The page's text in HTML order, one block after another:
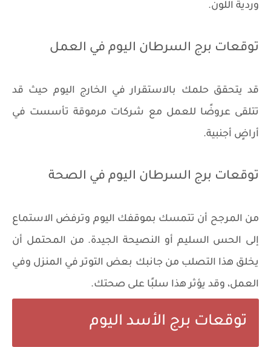
وردية اللون.
توقعات برج السرطان اليوم في العمل
قد يتحقق حلمك بالاستقرار في الخارج اليوم حيث قد
تتلقى عروضًا للعمل مع شركات مرموقة تأسست في
أراضٍ أجنبية.
توقعات برج السرطان اليوم في الصحة
من المرجح أن تتمسك بموقفك اليوم وترفض الاستماع
إلى الحس السليم أو النصيحة الجيدة. من المحتمل أن
يخلق هذا التصلب من جانبك بعض التوتر في المنزل وفي
العمل، وقد يؤثر هذا سلبًا على صحتك.
توقعات برج الأسد اليوم